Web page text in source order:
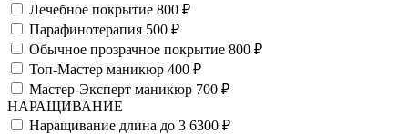
Лечебное покрытие 800 ₽
Парафинотерапия 500 ₽
Обычное прозрачное покрытие 800 ₽
Топ-Мастер маникюр 400 ₽
Мастер-Эксперт маникюр 700 ₽
НАРАЩИВАНИЕ
Наращивание длина до 3 6300 ₽